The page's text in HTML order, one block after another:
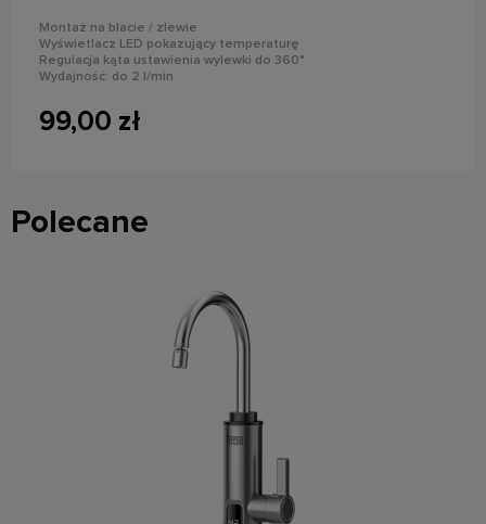
Montaż na blacie / zlewie
Wyświetlacz LED pokazujący temperaturę
Regulacja kąta ustawienia wylewki do 360°
Wydajność: do 2 l/min
Stopień ochrony: IPX4
99,00 zł
Polecane
powiadom o dostępności